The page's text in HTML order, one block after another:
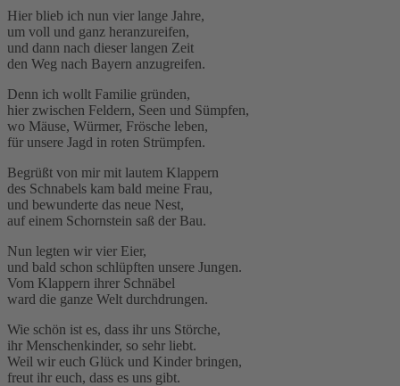
Hier blieb ich nun vier lange Jahre,
um voll und ganz heranzureifen,
und dann nach dieser langen Zeit
den Weg nach Bayern anzugreifen.
Denn ich wollt Familie gründen,
hier zwischen Feldern, Seen und Sümpfen,
wo Mäuse, Würmer, Frösche leben,
für unsere Jagd in roten Strümpfen.
Begrüßt von mir mit lautem Klappern
des Schnabels kam bald meine Frau,
und bewunderte das neue Nest,
auf einem Schornstein saß der Bau.
Nun legten wir vier Eier,
und bald schon schlüpften unsere Jungen.
Vom Klappern ihrer Schnäbel
ward die ganze Welt durchdrungen.
Wie schön ist es, dass ihr uns Störche,
ihr Menschenkinder, so sehr liebt.
Weil wir euch Glück und Kinder bringen,
freut ihr euch, dass es uns gibt.